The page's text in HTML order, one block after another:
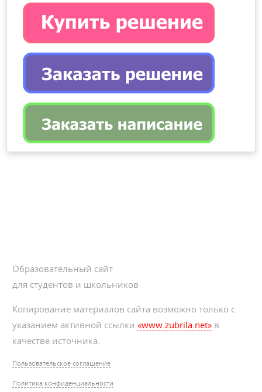
Образовательный сайт
для студентов и школьников
Копирование материалов сайта возможно только с
указанием активной ссылки«www.zubrila.net» в
качестве источника.
Пользовательское соглашение
Политика конфиденциальности